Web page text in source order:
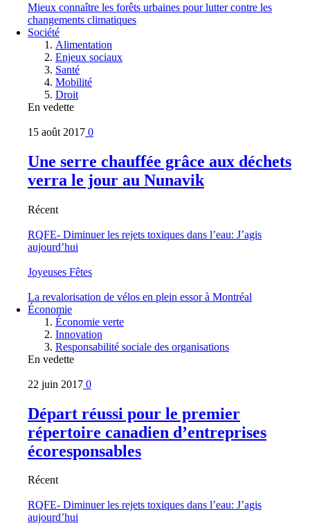
Mieux connaître les forêts urbaines pour lutter contre les
changements climatiques
Société
Alimentation
Enjeux sociaux
Santé
Mobilité
Droit
En vedette
15 août 2017 0
Une serre chauffée grâce aux déchets
verra le jour au Nunavik
Récent
RQFE- Diminuer les rejets toxiques dans l’eau: J’agis
aujourd’hui
Joyeuses Fêtes
La revalorisation de vélos en plein essor à Montréal
Économie
Économie verte
Innovation
Responsabilité sociale des organisations
En vedette
22 juin 2017 0
Départ réussi pour le premier
répertoire canadien d’entreprises
écoresponsables
Récent
RQFE- Diminuer les rejets toxiques dans l’eau: J’agis
aujourd’hui